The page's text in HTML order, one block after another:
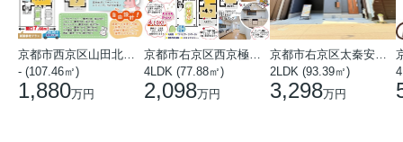
- (107.46㎡)
1,880万円
4LDK (77.88㎡)
2,098万円
2LDK (93.39㎡)
3,298万円